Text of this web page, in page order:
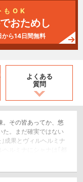
もOK
おためし
ら14日間無料
よくある
質問
。その皆あってか、悠
た。まだ確実ではない
成果とヴィルヘルミナ
ルミナにシャナは｢都
他にあった。とある抑
ヘルミナにぶつけてし